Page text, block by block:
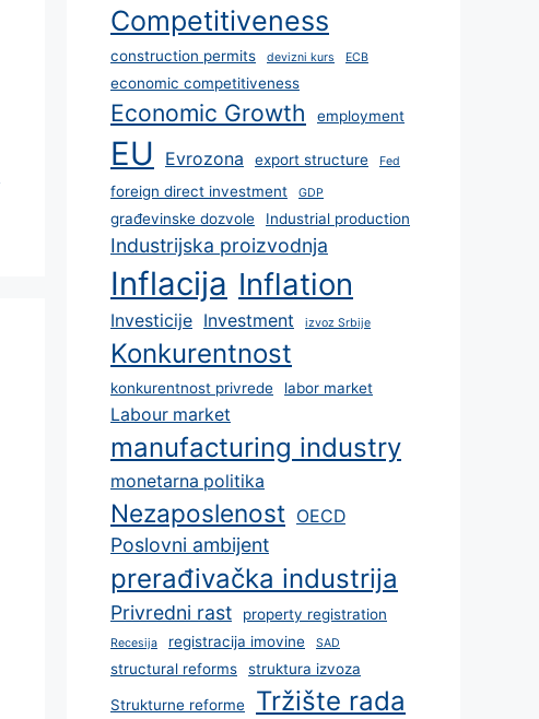
Competitiveness
construction permits devizni kurs ECB
economic competitiveness
Economic Growth employment
EU Evrozona export structure Fed
foreign direct investment GDP
građevinske dozvole Industrial production
Industrijska proizvodnja
Inflacija Inflation
Investicije Investment izvoz Srbije
Konkurentnost
konkurentnost privrede labor market
Labour market
manufacturing industry
monetarna politika
Nezaposlenost OECD
Poslovni ambijent
prerađivačka industrija
Privredni rast property registration
Recesija registracija imovine SAD
structural reforms struktura izvoza
Strukturne reforme Tržište rada